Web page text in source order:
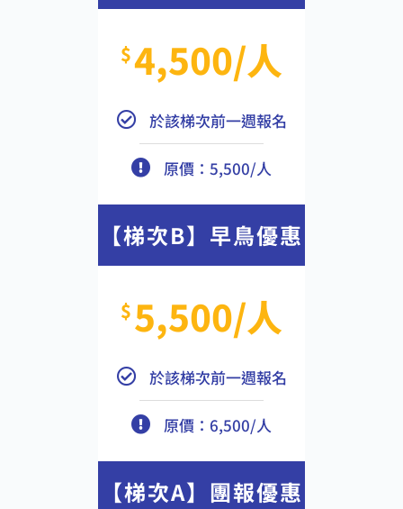
$4,500/人
於該梯次前一週報名
原價：5,500/人
【梯次B】早鳥優惠
$5,500/人
於該梯次前一週報名
原價：6,500/人
【梯次A】團報優惠